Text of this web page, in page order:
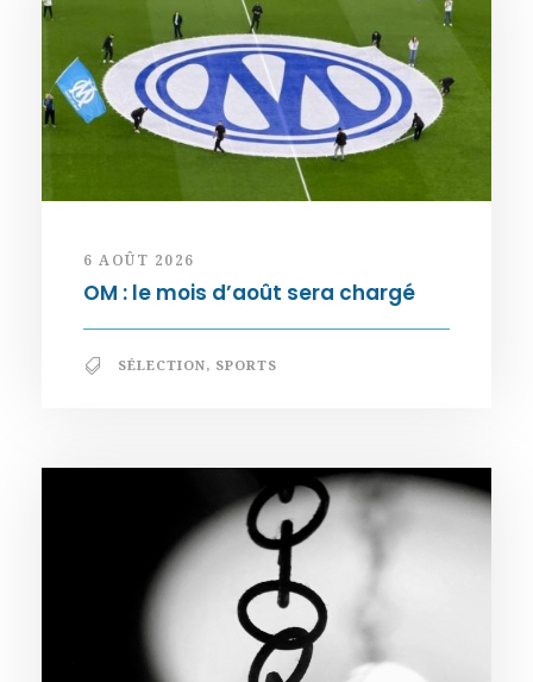
6 AOÛT 2026
OM : le mois d’août sera chargé
SÉLECTION, SPORTS